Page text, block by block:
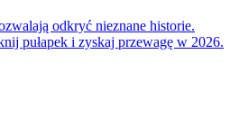
odkryć nieznane historie.
pułapek i zyskaj przewagę w 2026.